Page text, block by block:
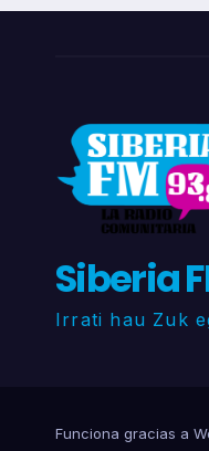
Siberia
Irrati hau Zuk
Funciona gracias a